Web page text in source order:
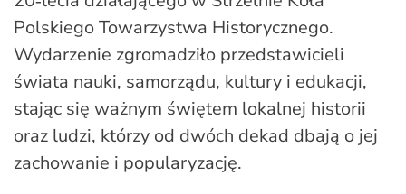
Polskiego Towarzystwa Historycznego.
Wydarzenie zgromadziło przedstawicieli
świata nauki, samorządu, kultury i edukacji,
stając się ważnym świętem lokalnej historii
oraz ludzi, którzy od dwóch dekad dbają o jej
zachowanie i popularyzację.